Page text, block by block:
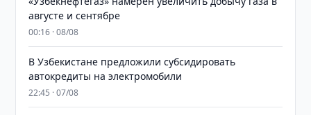
августе и сентябре
00:16 · 08/08
В Узбекистане предложили субсидировать
автокредиты на электромобили
22:45 · 07/08